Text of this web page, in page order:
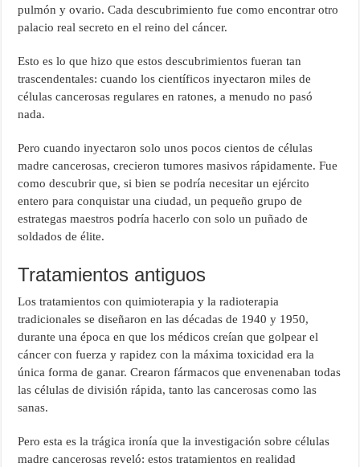
pulmón y ovario. Cada descubrimiento fue como encontrar otro
palacio real secreto en el reino del cáncer.
Esto es lo que hizo que estos descubrimientos fueran tan
trascendentales: cuando los científicos inyectaron miles de
células cancerosas regulares en ratones, a menudo no pasó
nada.
Pero cuando inyectaron solo unos pocos cientos de células
madre cancerosas, crecieron tumores masivos rápidamente. Fue
como descubrir que, si bien se podría necesitar un ejército
entero para conquistar una ciudad, un pequeño grupo de
estrategas maestros podría hacerlo con solo un puñado de
soldados de élite.
Tratamientos antiguos
Los tratamientos con quimioterapia y la radioterapia
tradicionales se diseñaron en las décadas de 1940 y 1950,
durante una época en que los médicos creían que golpear el
cáncer con fuerza y rapidez con la máxima toxicidad era la
única forma de ganar. Crearon fármacos que envenenaban todas
las células de división rápida, tanto las cancerosas como las
sanas.
Pero esta es la trágica ironía que la investigación sobre células
madre cancerosas reveló: estos tratamientos en realidad